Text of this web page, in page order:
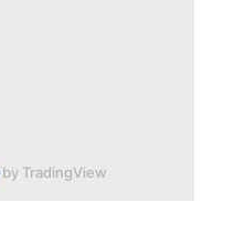
by TradingView